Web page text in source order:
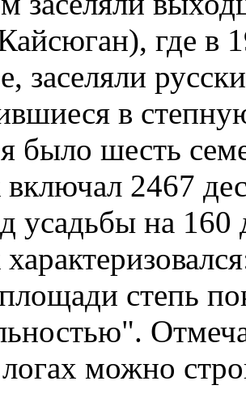
где в
заселяли
в
было шесть
2467
усадьбы на 160
степь
можно